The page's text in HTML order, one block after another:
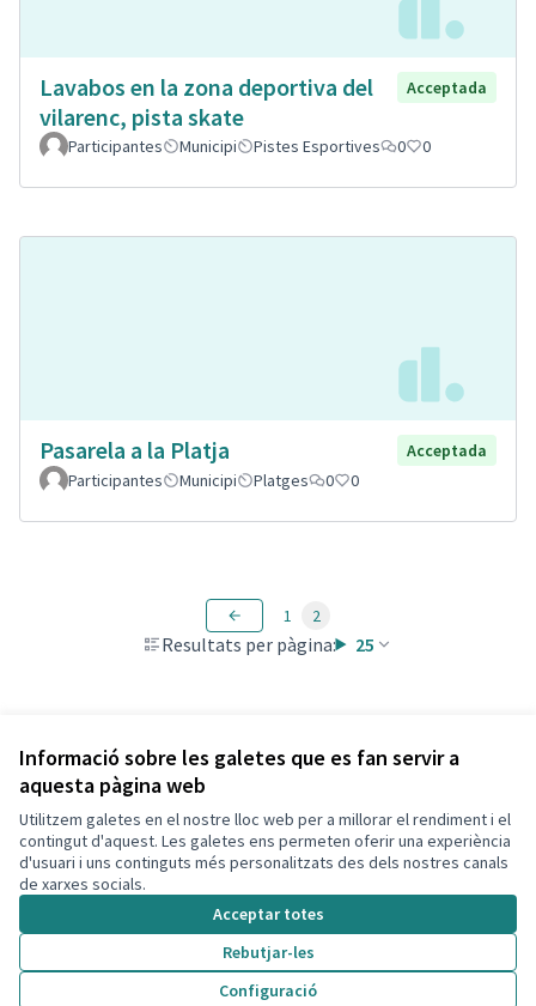
Informació sobre les galetes que es fan servir a
aquesta pàgina web
Utilitzem galetes en el nostre lloc web per a millorar el rendiment i el
contingut d'aquest. Les galetes ens permeten oferir una experiència
d'usuari i uns continguts més personalitzats des dels nostres canals
de xarxes socials.
Acceptar totes
Rebutjar-les
Configuració
Lavabos en la zona deportiva del
vilarenc, pista skate
Acceptada
Participantes Municipi Pistes Esportives 0 0
Pasarela a la Platja
Acceptada
Participantes
Municipi Platges 0 0
Resultats per pàgina: 25
1 2
Veure totes les propostes retirades
Termes i condicions d'ús
Configuració de les galetes
Decidim Calafell a X
(Enllaç extern)
Decidim Calafell a Facebook
Decidim Calafell a YouTube
Decidim Calafell a GitHub
(Enllaç extern)
Amb
(Enllaç